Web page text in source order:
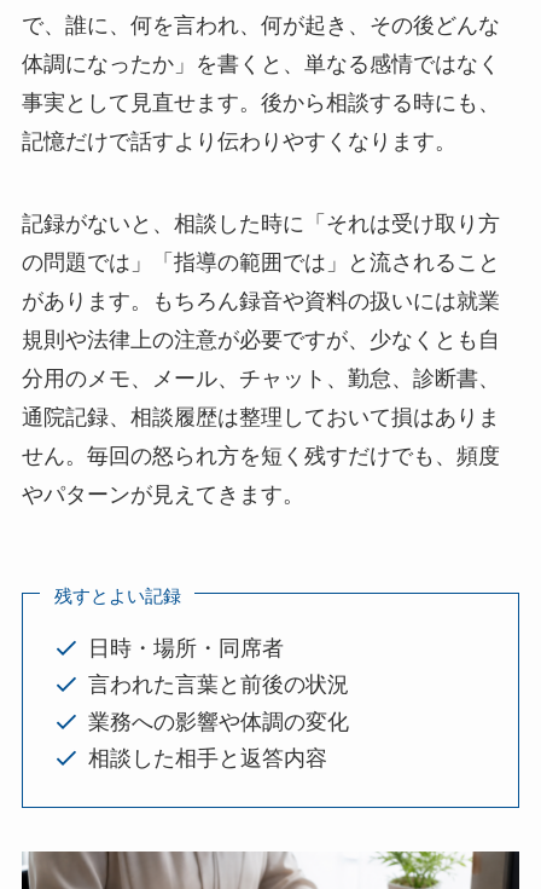
で、誰に、何を言われ、何が起き、その後どんな
体調になったか」を書くと、単なる感情ではなく
事実として見直せます。後から相談する時にも、
記憶だけで話すより伝わりやすくなります。
記録がないと、相談した時に「それは受け取り方
の問題では」「指導の範囲では」と流されること
があります。もちろん録音や資料の扱いには就業
規則や法律上の注意が必要ですが、少なくとも自
分用のメモ、メール、チャット、勤怠、診断書、
通院記録、相談履歴は整理しておいて損はありま
せん。毎回の怒られ方を短く残すだけでも、頻度
やパターンが見えてきます。
残すとよい記録
日時・場所・同席者
言われた言葉と前後の状況
業務への影響や体調の変化
相談した相手と返答内容